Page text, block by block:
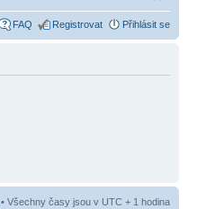
FAQ Registrovat Přihlásit se
• Všechny časy jsou v UTC + 1 hodina